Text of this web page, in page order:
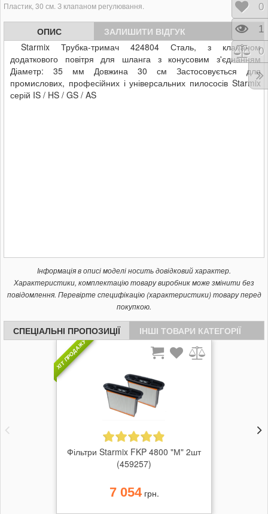
Пластик, 30 см. З клапаном регулювання.
ОПИС
ЗАЛИШИТИ ВІДГУК
Starmix Трубка-тримач 424804 Сталь, з клапаном
додаткового повітря для шланга з конусовим з'єднанням
Діаметр: 35 мм Довжина 30 см Застосовується для
промислових, професійних і універсальних пилососів Starmix
серій IS / HS / GS / AS
Інформація в описі моделі носить довідковий характер.
Характеристики, комплектацію товару виробник може змінити без
повідомлення. Перевірте специфікацію (характеристики) товару перед
покупкою.
СПЕЦІАЛЬНІ ПРОПОЗИЦІЇ ІНШІ ТОВАРИ КАТЕГОРІЇ
ХІТ ПРОДАЖУ
Фільтри Starmix FKP 4800 "М" 2шт
(459257)
7 054грн.
0
1
0